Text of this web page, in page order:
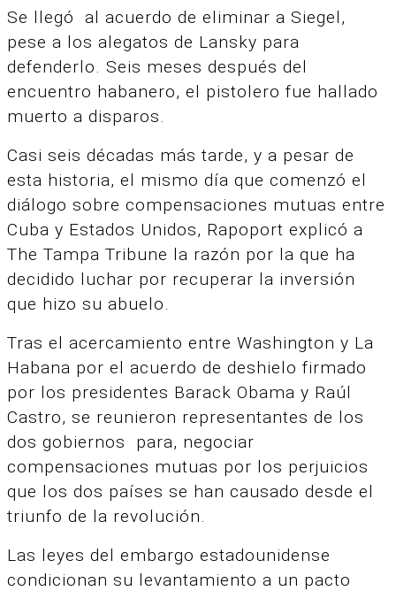
Se llegó al acuerdo de eliminar a Siegel,
pese a los alegatos de Lansky para
defenderlo. Seis meses después del
encuentro habanero, el pistolero fue hallado
muerto a disparos.
Casi seis décadas más tarde, y a pesar de
esta historia, el mismo día que comenzó el
diálogo sobre compensaciones mutuas entre
Cuba y Estados Unidos, Rapoport explicó a
The Tampa Tribune la razón por la que ha
decidido luchar por recuperar la inversión
que hizo su abuelo.
Tras el acercamiento entre Washington y La
Habana por el acuerdo de deshielo firmado
por los presidentes Barack Obama y Raúl
Castro, se reunieron representantes de los
dos gobiernos para, negociar
compensaciones mutuas por los perjuicios
que los dos países se han causado desde el
triunfo de la revolución.
Las leyes del embargo estadounidense
condicionan su levantamiento a un pacto